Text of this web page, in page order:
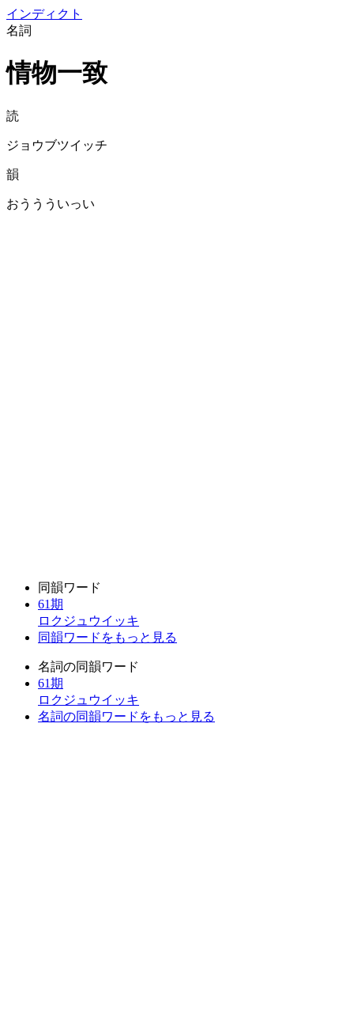
インディクト
名詞
情物一致
読
ジョウブツイッチ
韻
おううういっい
同韻ワード
61期
ロクジュウイッキ
同韻ワードをもっと見る
名詞の同韻ワード
61期
ロクジュウイッキ
名詞の同韻ワードをもっと見る